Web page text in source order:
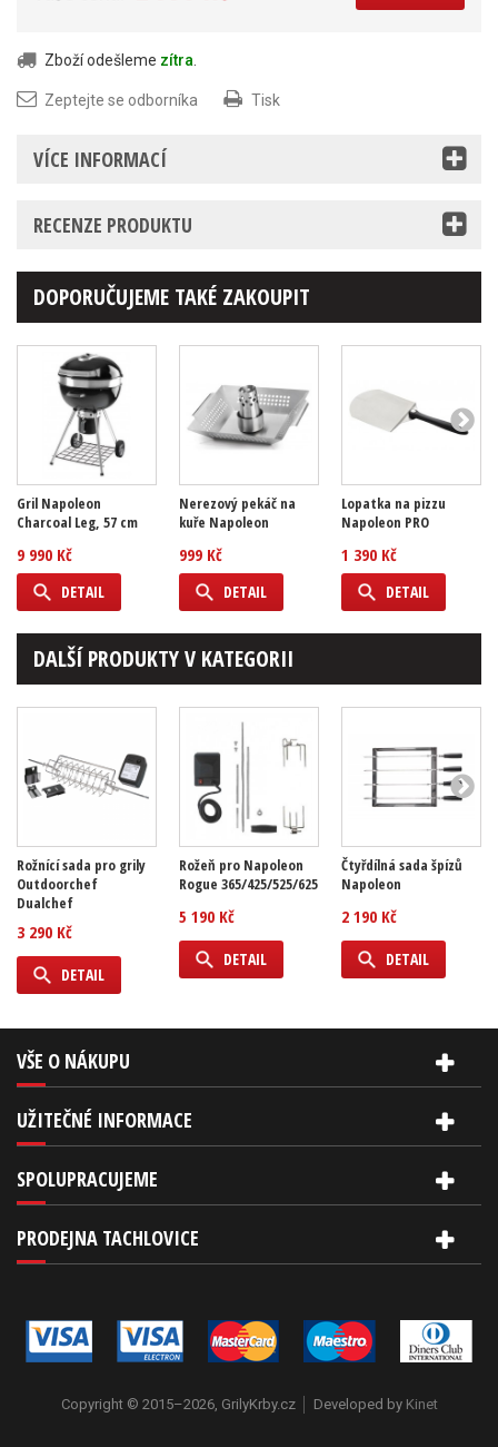
Zboží odešleme zítra
Zeptejte se odborníka Tisk
VÍCE INFORMACÍ
RECENZE PRODUKTU
DOPORUČUJEME TAKÉ ZAKOUPIT
Gril Napoleon
Charcoal Leg, 57 cm
9 990 Kč
DETAIL
Nerezový pekáč na
kuře Napoleon
999 Kč
DETAIL
Lopatka na pizzu
Napoleon PRO
1 390 Kč
DETAIL
DALŠÍ PRODUKTY V KATEGORII
Rožnící sada pro grily
Outdoorchef
Dualchef
3 290 Kč
DETAIL
Rožeň pro Napoleon
Rogue 365/425/525/625
5 190 Kč
DETAIL
Čtyřdílná sada špízů
Napoleon
2 190 Kč
DETAIL
VŠE O NÁKUPU
UŽITEČNÉ INFORMACE
SPOLUPRACUJEME
PRODEJNA TACHLOVICE
Copyright © 2015–2026, GrilyKrby.cz Developed by Kinet